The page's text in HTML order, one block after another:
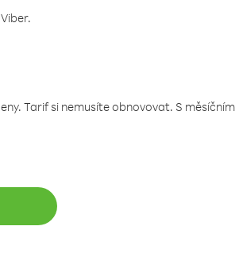
Tarif si nemusíte obnovovat. S měsíčním